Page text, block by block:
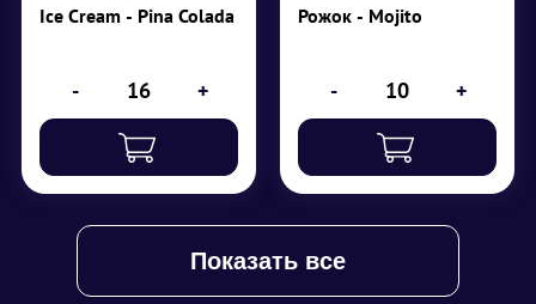
Ice Cream - Pina Colada
- +
300
₽ Рожок - Mojito
- +
Показать все